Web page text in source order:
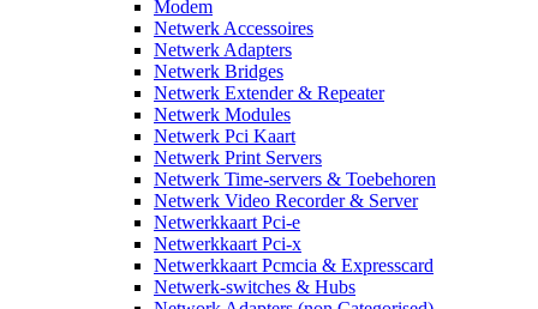
Modem
Netwerk Accessoires
Netwerk Adapters
Netwerk Bridges
Netwerk Extender & Repeater
Netwerk Modules
Netwerk Pci Kaart
Netwerk Print Servers
Netwerk Time-servers & Toebehoren
Netwerk Video Recorder & Server
Netwerkkaart Pci-e
Netwerkkaart Pci-x
Netwerkkaart Pcmcia & Expresscard
Netwerk-switches & Hubs